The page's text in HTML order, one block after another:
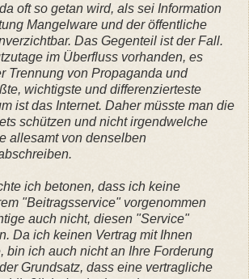
oft so getan wird, als sei Information
Mangelware und der öffentliche
Das Gegenteil ist der Fall.
im Überfluss vorhanden, es
Trennung von Propaganda und
wichtigste und differenzierteste
ist das Internet. Daher müsste man die
schützen und nicht irgendwelche
allesamt von denselben
ich betonen, dass ich keine
"Beitragsservice" vorgenommen
auch nicht, diesen "Service"
Da ich keinen Vertrag mit Ihnen
bin ich auch nicht an Ihre Forderung
Grundsatz, dass eine vertragliche